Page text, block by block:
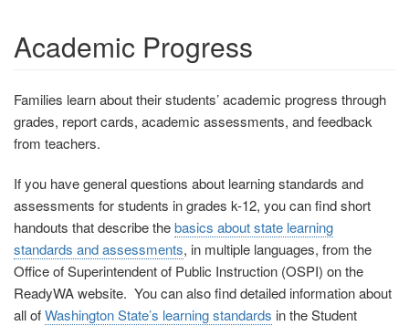
Academic Progress
Families learn about their students’ academic progress through
grades, report cards, academic assessments, and feedback
from teachers.
If you have general questions about learning standards and
assessments for students in grades k-12, you can find short
handouts that describe thebasics about state learning
standards and assessments, in multiple languages, from the
Office of Superintendent of Public Instruction (OSPI) on the
ReadyWA website. You can also find detailed information about
all ofWashington State’s learning standards in the Student